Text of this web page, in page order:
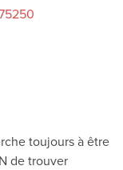
toujours à être
de trouver